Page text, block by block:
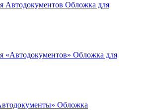
Обложка для
Обложка для
Обложка